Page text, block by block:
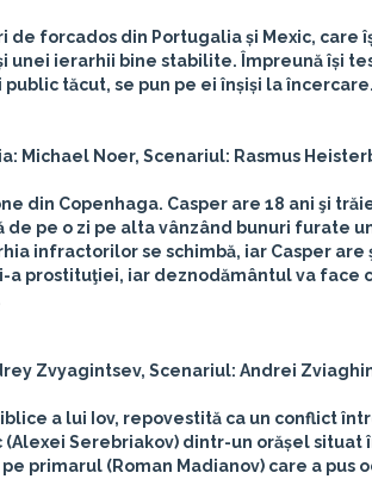
forcados din Portugalia și Mexic, care
unei ierarhii bine stabilite. Împreună își
tăcut, se pun pe ei înșiși la încercare.
Michael Noer, Scenariul: Rasmus
din Copenhaga. Casper are 18 ani şi
de pe o zi pe alta vânzând bunuri furate
infractorilor se schimbă, iar Casper are
prostituţiei, iar deznodământul va face
Zvyagintsev, Scenariul: Andrei
a lui Iov, repovestită ca un conflict
Serebriakov) dintr-un orășel situat
primarul (Roman Madianov) care a pus